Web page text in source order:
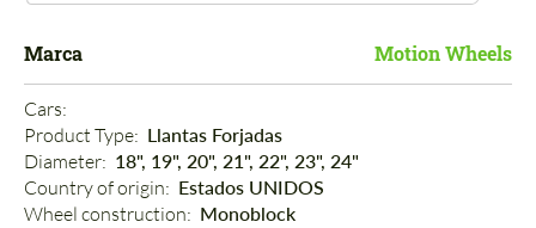
Marca Motion Wheels
Cars:
Product Type: Llantas Forjadas
Diameter: 18", 19", 20", 21", 22", 23", 24"
Country of origin: Estados UNIDOS
Wheel construction: Monoblock